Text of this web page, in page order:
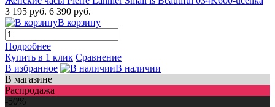
3 195 руб. 6 390 руб.
В корзину
Подробнее
Купить в 1 клик Сравнение
В избранное
В наличии
В магазине
Распродажа
-50%